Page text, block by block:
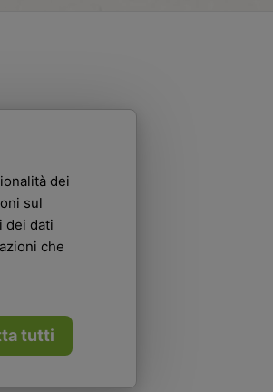
dei
sul
dei dati
che
tutti